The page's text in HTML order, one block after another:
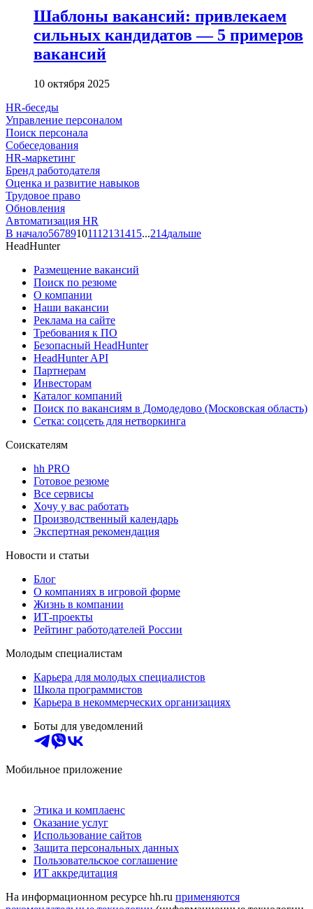
Шаблоны вакансий: привлекаем
сильных кандидатов — 5 примеров
вакансий
10 октября 2025
HR-беседы
Управление персоналом
Поиск персонала
Собеседования
HR-маркетинг
Бренд работодателя
Оценка и развитие навыков
Трудовое право
Обновления
Автоматизация HR
В начало56789101112131415...214дальше
HeadHunter
Размещение вакансий
Поиск по резюме
О компании
Наши вакансии
Реклама на сайте
Требования к ПО
Безопасный HeadHunter
HeadHunter API
Партнерам
Инвесторам
Каталог компаний
Поиск по вакансиям в Домодедово (Московская область)
Сетка: соцсеть для нетворкинга
Соискателям
hh PRO
Готовое резюме
Все сервисы
Хочу у вас работать
Производственный календарь
Экспертная рекомендация
Новости и статьи
Блог
О компаниях в игровой форме
Жизнь в компании
ИТ-проекты
Рейтинг работодателей России
Молодым специалистам
Карьера для молодых специалистов
Школа программистов
Карьера в некоммерческих организациях
Боты для уведомлений
Мобильное приложение
Этика и комплаенс
Оказание услуг
Использование сайтов
Защита персональных данных
Пользовательское соглашение
ИТ аккредитация
На информационном ресурсе hh.ru применяются